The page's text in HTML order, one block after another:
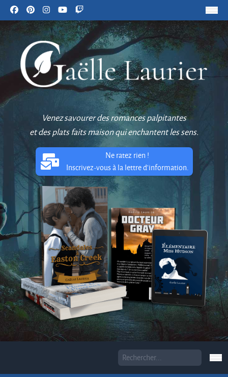
Venez savourer des romances palpitantes
et des plats faits maison qui enchantent les sens.
Ne ratez rien !
Inscrivez-vous à la lettre d'information.